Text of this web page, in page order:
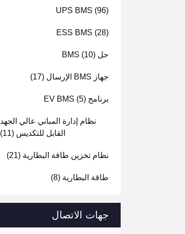
UPS BMS (96)
ESS BMS (28)
حل BMS (10)
جهاز BMS الإرسال (17)
برنامج EV BMS (5)
نظام إدارة المباني عالي الجهد
القابل للتكديس (11)
نظام تخزين طاقة البطارية (21)
طاقة البطارية (8)
جهات الاتصال